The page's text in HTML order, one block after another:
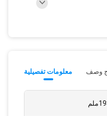
معلومات تفصيلية وصف